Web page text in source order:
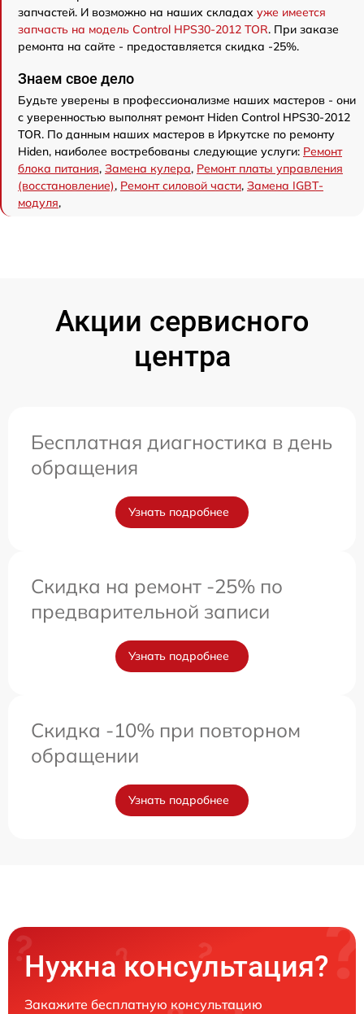
запчастей. И возможно на наших складах уже имеется
запчасть на модель Control HPS30-2012 TOR. При заказе
ремонта на сайте - предоставляется скидка -25%.
Знаем свое дело
Будьте уверены в профессионализме наших мастеров - они
с уверенностью выполнят ремонт Hiden Control HPS30-2012
TOR. По данным наших мастеров в Иркутске по ремонту
Hiden, наиболее востребованы следующие услуги: Ремонт
блока питания, Замена кулера, Ремонт платы управления
(восстановление), Ремонт силовой части, Замена IGBT-
модуля,
Акции сервисного
центра
Бесплатная диагностика в день
обращения
Узнать подробнее
Скидка на ремонт -25% по
предварительной записи
Узнать подробнее
Скидка -10% при повторном
обращении
Узнать подробнее
Нужна консультация?
Закажите бесплатную консультацию